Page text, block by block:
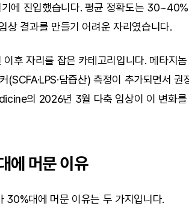
에 진입했습니다. 평균 정확도는 30~40%
상 결과를 만들기 어려운 자리였습니다.
후 자리를 잡은 카테고리입니다. 메타지
담즙산) 측정이 추가되면서
의 2026년 3월 다축 임상이 이 변화를
에 머문 이유
30%대에 머문 이유는 두 가지입니다.